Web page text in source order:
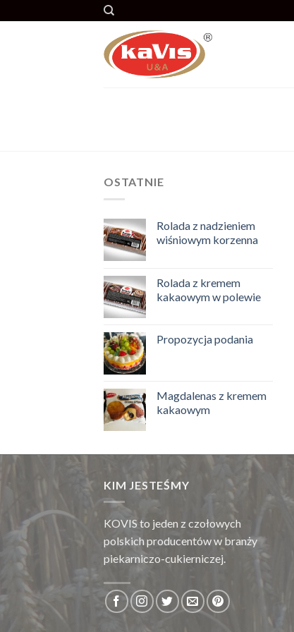
to
OSTATNIE
Rolada z nadzieniem
wiśniowym korzenna
Rolada z kremem
kakaowym w polewie
Propozycja podania
Magdalenas z kremem
kakaowym
KIM JESTEŚMY
KOVIS to jeden z czołowych
polskich producentów w branży
piekarniczo-cukierniczej.